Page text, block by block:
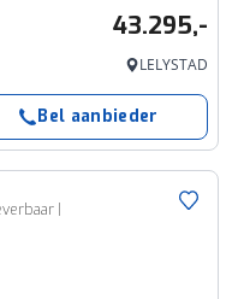
43.295,-
LELYSTAD
Bel aanbieder
|